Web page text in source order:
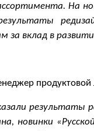
На
за вклад в
результаты
новинки